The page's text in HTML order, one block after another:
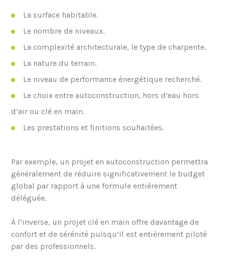
La surface habitable.
Le nombre de niveaux.
La complexité architecturale, le type de charpente.
La nature du terrain.
Le niveau de performance énergétique recherché.
Le choix entre autoconstruction, hors d’eau hors
d’air ou clé en main.
Les prestations et finitions souhaitées.
Par exemple, un projet en autoconstruction permettra
généralement de réduire significativement le budget
global par rapport à une formule entièrement
déléguée.
À l’inverse, un projet clé en main offre davantage de
confort et de sérénité puisqu’il est entièrement piloté
par des professionnels.